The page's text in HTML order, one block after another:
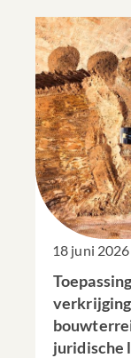
18 juni 2026
juridische